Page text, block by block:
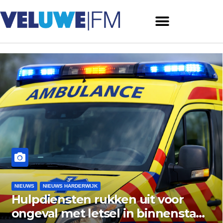
NIEUWS NIEUWS ERMELO
Gemeente Ermelo wijst bezwaar
vishandel af: standplaats op